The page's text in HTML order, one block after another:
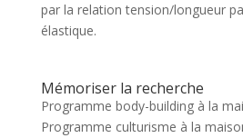
par la relation tension/longueur par
élastique.
Mémoriser la recherche
Programme body-building à la
Programme culturisme à la